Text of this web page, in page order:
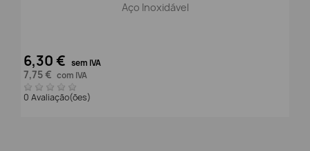
Aço Inoxidável
6,30 € sem IVA
7,75 € com IVA
0 Avaliação(ões)